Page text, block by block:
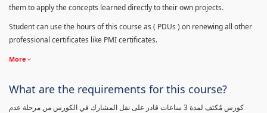
them to apply the concepts learned directly to their own projects.
Student can use the hours of this course as ( PDUs ) on renewing all other
professional certificates like PMI certificates.
More
What are the requirements for this course?
كورس مٌكثف لمدة 3 ساعات قادر على نقل المشارك في الكورس من مرحلة عدم